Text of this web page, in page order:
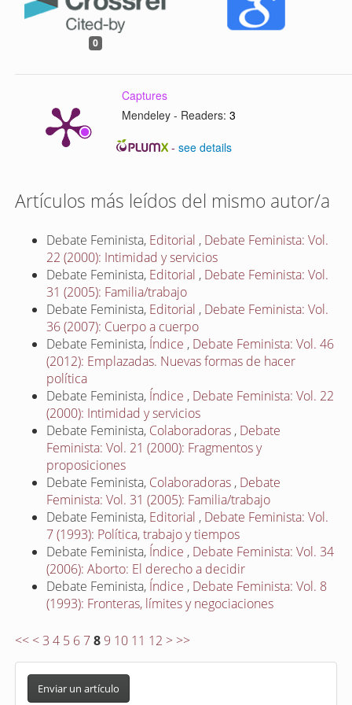
0
Captures
Mendeley - Readers:3
-see details
Artículos más leídos del mismo autor/a
Debate Feminista, Editorial , Debate Feminista: Vol.
22 (2000): Intimidad y servicios
Debate Feminista, Editorial , Debate Feminista: Vol.
31 (2005): Familia/trabajo
Debate Feminista, Editorial , Debate Feminista: Vol.
36 (2007): Cuerpo a cuerpo
Debate Feminista, Índice , Debate Feminista: Vol. 46
(2012): Emplazadas. Nuevas formas de hacer
política
Debate Feminista, Índice , Debate Feminista: Vol. 22
(2000): Intimidad y servicios
Debate Feminista, Colaboradoras , Debate
Feminista: Vol. 21 (2000): Fragmentos y
proposiciones
Debate Feminista, Colaboradoras , Debate
Feminista: Vol. 31 (2005): Familia/trabajo
Debate Feminista, Editorial , Debate Feminista: Vol.
7 (1993): Política, trabajo y tiempos
Debate Feminista, Índice , Debate Feminista: Vol. 34
(2006): Aborto: El derecho a decidir
Debate Feminista, Índice , Debate Feminista: Vol. 8
(1993): Fronteras, límites y negociaciones
<< < 3 4 5 6 7 8 9 10 11 12 > >>
E
Enviar un artículo